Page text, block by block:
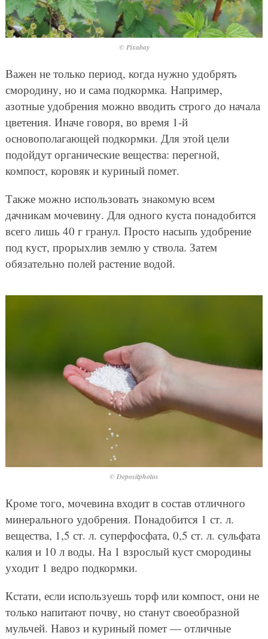
© Pixabay
Важен не только период, когда нужно удобрять
смородину, но и сама подкормка. Например,
азотные удобрения можно вводить строго до начала
цветения. Иначе говоря, во время 1-й
основополагающей подкормки. Для этой цели
подойдут органические вещества: перегной,
компост, коровяк и куриный помет.
Также можно использовать знакомую всем
дачникам мочевину. Для одного куста понадобится
всего лишь 40 г гранул. Просто насыпь удобрение
под куст, прорыхлив землю у ствола. Затем
обязательно полей растение водой.
© Depositphotos
Кроме того, мочевина входит в состав отличного
минерального удобрения. Понадобится 1 ст. л.
вещества, 1,5 ст. л. суперфосфата, 0,5 ст. л. сульфата
калия и 10 л воды. На 1 взрослый куст смородины
уходит 1 ведро подкормки.
Кстати, если используешь торф или компост, они не
только напитают почву, но станут своеобразной
мульчей. Навоз и куриный помет — отличные